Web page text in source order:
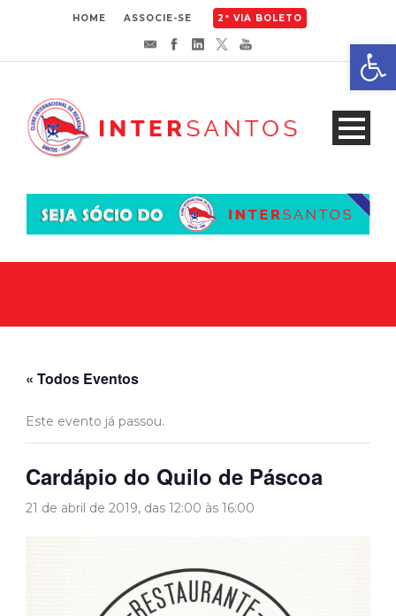
HOME ASSOCIE-SE 2ª VIA BOLETO
« Todos Eventos
Este evento já passou.
Cardápio do Quilo de Páscoa
21 de abril de 2019, das 12:00 às 16:00
Abrir